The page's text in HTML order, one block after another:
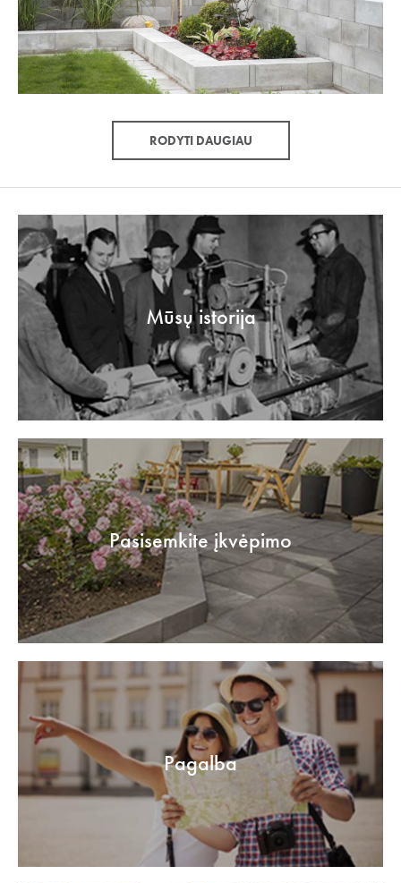
RODYTI DAUGIAU
Mūsų istorija
Pasisemkite įkvėpimo
Pagalba